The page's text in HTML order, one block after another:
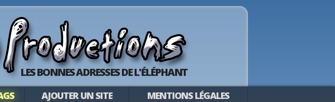
LES BONNES ADRESSES DE L'ÉLÉPHANT
AJOUTER UN SITE MENTIONS LÉGALES